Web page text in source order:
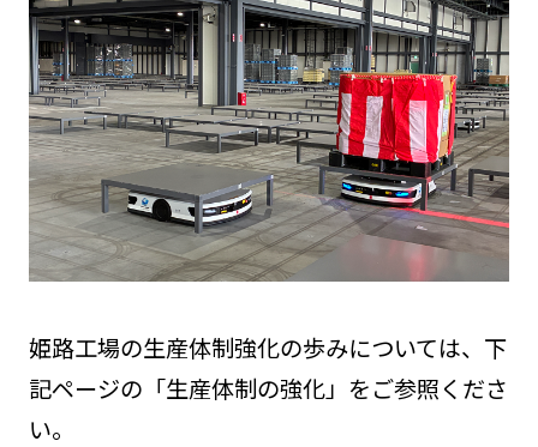
姫路工場の生産体制強化の歩みについては、下
記ページの「生産体制の強化」をご参照くださ
い。